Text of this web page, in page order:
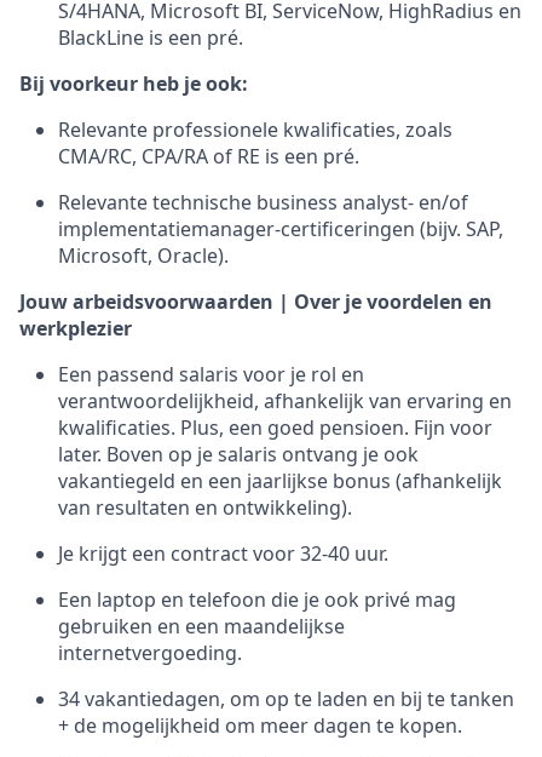
S/4HANA, Microsoft BI, ServiceNow, HighRadius en
BlackLine is een pré.
Bij voorkeur heb je ook:
Relevante professionele kwalificaties, zoals
CMA/RC, CPA/RA of RE is een pré.
Relevante technische business analyst- en/of
implementatiemanager-certificeringen (bijv. SAP,
Microsoft, Oracle).
Jouw arbeidsvoorwaarden | Over je voordelen en
werkplezier
Een passend salaris voor je rol en
verantwoordelijkheid, afhankelijk van ervaring en
kwalificaties. Plus, een goed pensioen. Fijn voor
later. Boven op je salaris ontvang je ook
vakantiegeld en een jaarlijkse bonus (afhankelijk
van resultaten en ontwikkeling).
Je krijgt een contract voor 32-40 uur.
Een laptop en telefoon die je ook privé mag
gebruiken en een maandelijkse
internetvergoeding.
34 vakantiedagen, om op te laden en bij te tanken
+ de mogelijkheid om meer dagen te kopen.